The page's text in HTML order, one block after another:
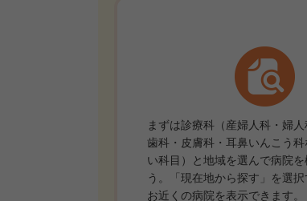
まずは診療科（産婦人科・婦人
歯科・皮膚科・耳鼻いんこう科
い科目）と地域を選んで病院を
う。「現在地から探す」を選
お近くの病院を表示できます。